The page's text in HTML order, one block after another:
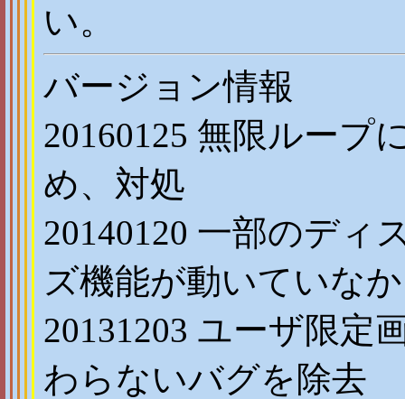
い。
バージョン情報
20160125 無限ループ
め、対処
20140120 一部のディ
ズ機能が動いていな
20131203 ユーザ限定
わらないバグを除去